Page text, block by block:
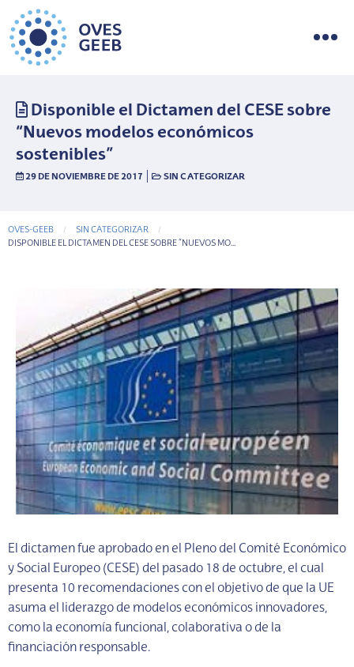
Disponible el Dictamen del CESE sobre
“Nuevos modelos económicos
sostenibles”
29 DE NOVIEMBRE DE 2017 SIN CATEGORIZAR
OVES-GEEB
SIN CATEGORIZAR
CURRENT-PAGE
DISPONIBLE EL DICTAMEN DEL CESE SOBRE “NUEVOS MO...
El dictamen fue aprobado en el Pleno del Comité Económico
y Social Europeo (CESE) del pasado 18 de octubre, el cual
presenta 10 recomendaciones con el objetivo de que la UE
asuma el liderazgo de modelos económicos innovadores,
como la economía funcional, colaborativa o de la
financiación responsable.